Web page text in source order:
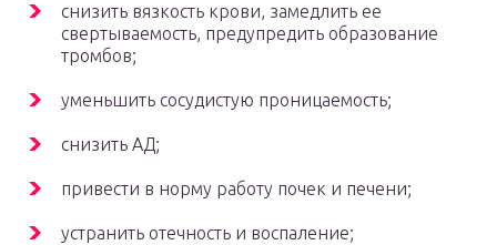
снизить вязкость крови, замедлить ее
свертываемость, предупредить образование
тромбов;
уменьшить сосудистую проницаемость;
снизить АД;
привести в норму работу почек и печени;
устранить отечность и воспаление;